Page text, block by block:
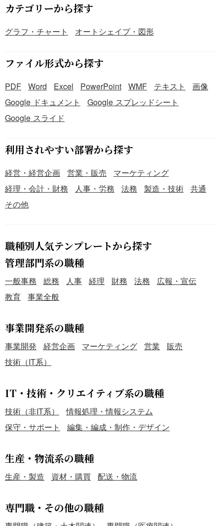
カテゴリーから探す
グラフ・チャート オートシェイプ・図形
ファイル形式から探す
PDF Word Excel PowerPoint WMF テキスト
画像
Google ドキュメント
Google スプレッドシート
Google スライド
利用されやすい部署から探す
経営・経営企画 営業・販売
マーケティング
経理・会計・財務
人事・労務 法務 製造・技術
共通
その他
職種別人気テンプレートから探す
管理部門系の職種
一般事務 総務 人事 経理 財務 法務
広報・宣伝
教育
事業全般
事業開発系の職種
事業開発 経営企画 マーケティング 営業
販売
技術（IT系）
IT・技術・クリエイティブ系の職種
技術（非IT系）
情報処理・情報システム
保守・サポート
編集・編成・制作・デザイン
生産・物流系の職種
生産・製造 資材・購買 配送・物流
専門職・その他の職種